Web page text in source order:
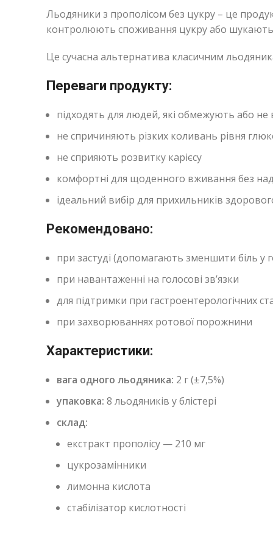
Льодяники з прополісом без цукру – це
контролюють споживання цукру або шукають
Це сучасна альтернатива класичним
Переваги продукту:
підходять для людей, які обмежують або
не спричиняють різких коливань рівня
не сприяють розвитку карієсу
комфортні для щоденного вживання без
ідеальний вибір для прихильників
Рекомендовано:
при застуді (допомагають зменшити біль у
при навантаженні на голосові зв’язки
для підтримки при гастроентерологічних
при захворюваннях ротової порожнини
Характеристики:
вага одного льодяника: 2 г (±7,5%)
упаковка: 8 льодяників у блістері
склад:
екстракт прополісу — 210 мг
цукрозамінники
лимонна кислота
стабілізатор кислотності